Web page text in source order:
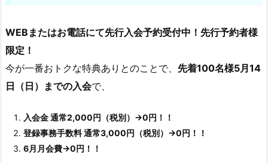
WEBまたはお電話にて先行入会予約受付中！先行予約者様
限定！
今が一番おトクな特典ありとのことで、 先着100名様5月14
日（日）までの入会で、
入会金 通常2,000円（税別）→0円！！
登録事務手数料 通常3,000円（税別）→0円！！
6月月会費→0円！！